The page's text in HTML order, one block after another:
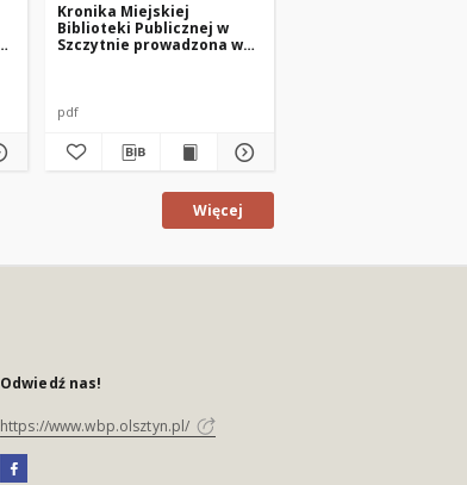
Kronika Miejskiej
Biblioteki Publicznej w
Szczytnie prowadzona w
pdf
Więcej
Odwiedź nas!
https://www.wbp.olsztyn.pl/